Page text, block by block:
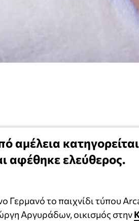
αμέλεια
αφέθηκε ελεύθερος.
το παιχνίδι τύπου
Αργυράδων, οικισμός στην